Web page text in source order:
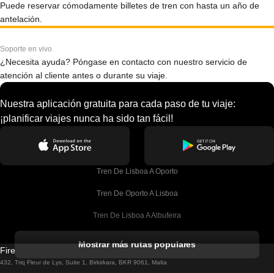
Puede reservar cómodamente billetes de tren con hasta un año de
antelación.
Soporte en vivo
¿Necesita ayuda? Póngase en contacto con nuestro servicio de
atención al cliente antes o durante su viaje.
Nuestra aplicación gratuita para cada paso de tu viaje:
¡planificar viajes nunca ha sido tan fácil!
Tren De Lisboa A Oporto
Tren De Oporto A Lisboa
Tren De Lisboa A Albufeira
Tren De Lisboa A Lagos
Mostrar más rutas populares
Firebird GT Limited (OC 1451)
432, Triq Fleur de Lys, Suite 1, Birkirkara, BKR 9061, Malta